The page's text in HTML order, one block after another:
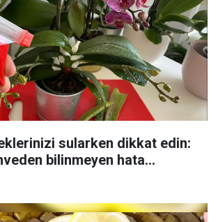
sularken dikkat edin:
bilinmeyen hata...